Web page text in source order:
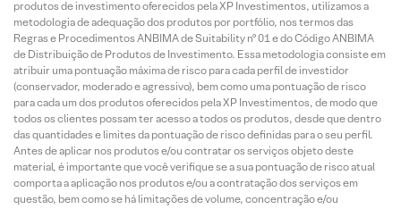
produtos de investimento oferecidos pela XP Investimentos, utilizamos a
metodologia de adequação dos produtos por portfólio, nos termos das
Regras e Procedimentos ANBIMA de Suitability nº 01 e do Código ANBIMA
de Distribuição de Produtos de Investimento. Essa metodologia consiste em
atribuir uma pontuação máxima de risco para cada perfil de investidor
(conservador, moderado e agressivo), bem como uma pontuação de risco
para cada um dos produtos oferecidos pela XP Investimentos, de modo que
todos os clientes possam ter acesso a todos os produtos, desde que dentro
das quantidades e limites da pontuação de risco definidas para o seu perfil.
Antes de aplicar nos produtos e/ou contratar os serviços objeto deste
material, é importante que você verifique se a sua pontuação de risco atual
comporta a aplicação nos produtos e/ou a contratação dos serviços em
questão, bem como se há limitações de volume, concentração e/ou